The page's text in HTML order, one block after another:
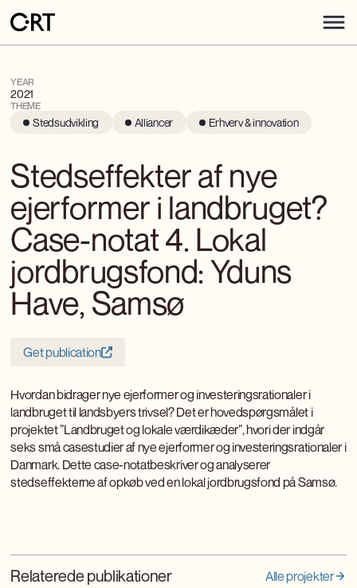
YEAR
2021
THEME
Stedsudvikling Alliancer Erhverv & innovation
Stedseffekter af nye
ejerformer i landbruget?
Case-notat 4. Lokal
jordbrugsfond: Yduns
Have, Samsø
Get publication
Hvordan bidrager nye ejerformer og investeringsrationaler i
landbruget til landsbyers trivsel? Det er hovedspørgsmålet i
projektet ”Landbruget og lokale værdikæder”, hvori der indgår
seks små casestudier af nye ejerformer og investeringsrationaler i
Danmark. Dette case-notatbeskriver og analyserer
stedseffekterne af opkøb ved en lokal jordbrugsfond på Samsø.
Relaterede publikationer Alle projekter